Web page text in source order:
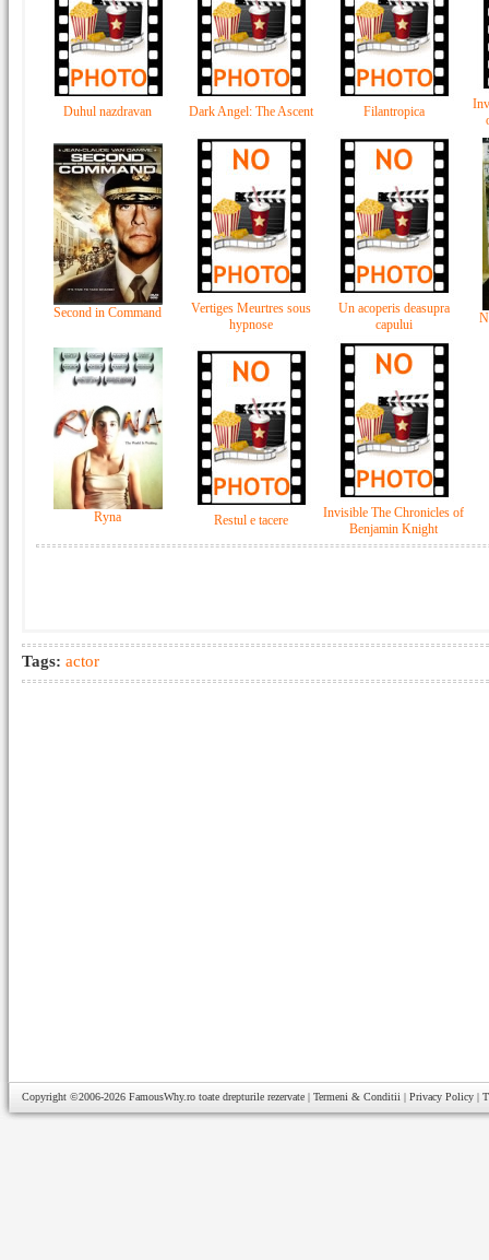
Duhul nazdravan Dark Angel: The Ascent Filantropica
Second in Command
Vertiges Meurtres sous
hypnose
Un acoperis deasupra
capului
Ryna Restul e tacere
Invisible The Chronicles of
Benjamin Knight
Tags: actor
Copyright ©2006-2026 FamousWhy.ro toate drepturile rezervate | Termeni & Conditii | Privacy Policy |